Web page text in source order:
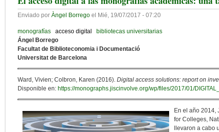
Enviado por Àngel Borrego el Mié, 19/07/2017 - 07:20
monografías acceso digital
bibliotecas universitarias
Ángel Borrego
Facultat de Biblioteconomia i Documentació
Universitat de Barcelona
Ward, Vivien; Colbron, Karen (2016). Digital access solutions: report on
Disponible en: https://monographs.jiscinvolve.org/wp/files/2017/01/
En el año 2014,
for Colleges,
llevaron a